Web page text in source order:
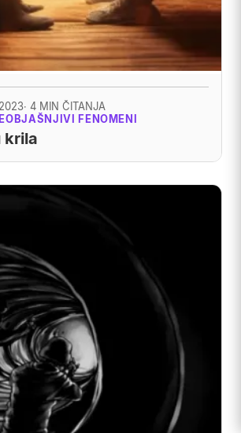
· 4 MIN ČITANJA
FENOMENI
krila